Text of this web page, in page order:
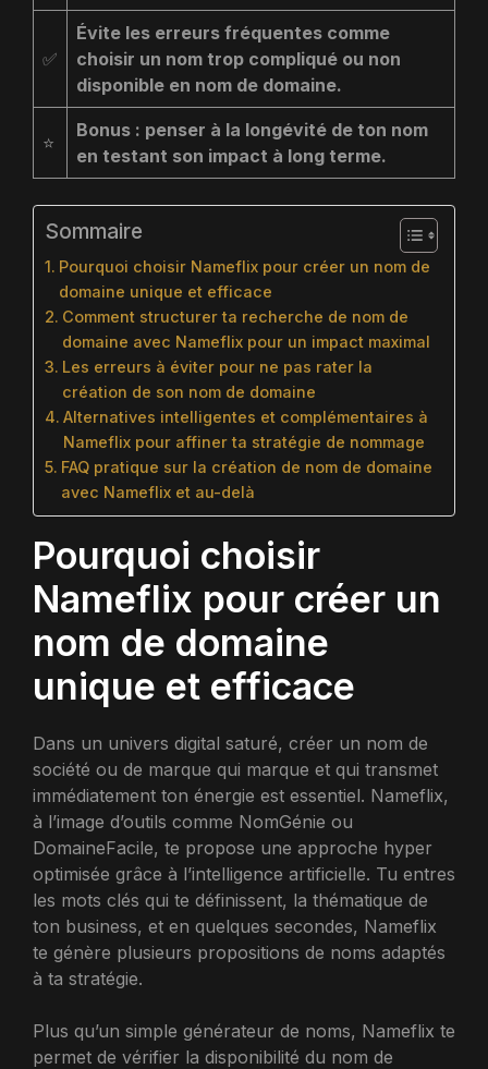
✅
Évite les erreurs fréquentes comme
choisir un nom trop compliqué ou non
disponible en nom de domaine.
⭐
Bonus : penser à la longévité de ton nom
en testant son impact à long terme.
Sommaire
Pourquoi choisir Nameflix pour créer un nom de
domaine unique et efficace
Comment structurer ta recherche de nom de
domaine avec Nameflix pour un impact maximal
Les erreurs à éviter pour ne pas rater la
création de son nom de domaine
Alternatives intelligentes et complémentaires à
Nameflix pour affiner ta stratégie de nommage
FAQ pratique sur la création de nom de domaine
avec Nameflix et au-delà
Pourquoi choisir
Nameflix pour créer un
nom de domaine
unique et efficace
Dans un univers digital saturé, créer un nom de
société ou de marque qui marque et qui transmet
immédiatement ton énergie est essentiel. Nameflix,
à l’image d’outils comme NomGénie ou
DomaineFacile, te propose une approche hyper
optimisée grâce à l’intelligence artificielle. Tu entres
les mots clés qui te définissent, la thématique de
ton business, et en quelques secondes, Nameflix
te génère plusieurs propositions de noms adaptés
à ta stratégie.
Plus qu’un simple générateur de noms, Nameflix te
permet de vérifier la disponibilité du nom de